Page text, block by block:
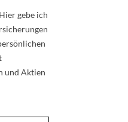
gebe ich
und Aktien